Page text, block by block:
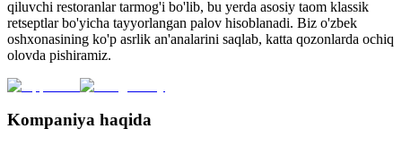
qiluvchi restoranlar tarmog'i bo'lib, bu yerda asosiy taom klassik
retseptlar bo'yicha tayyorlangan palov hisoblanadi. Biz o'zbek
oshxonasining ko'p asrlik an'analarini saqlab, katta qozonlarda ochiq
olovda pishiramiz.
Kompaniya haqida